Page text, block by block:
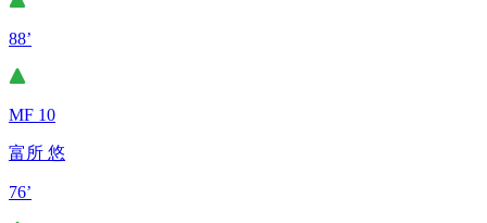
88’
MF 10
富所 悠
76’